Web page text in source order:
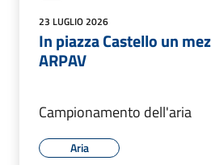
23 LUGLIO 2026
In piazza Castello un
ARPAV
Campionamento dell'aria
Aria